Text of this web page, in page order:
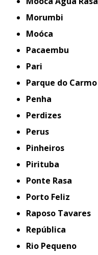
Morumbi
Moóca
Pacaembu
Pari
Parque do Carmo
Penha
Perdizes
Perus
Pinheiros
Pirituba
Ponte Rasa
Porto Feliz
Raposo Tavares
República
Rio Pequeno